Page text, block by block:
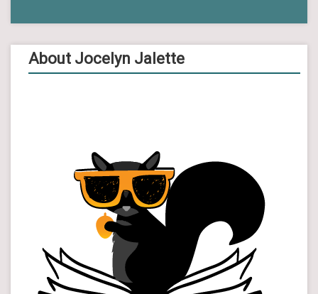
About Jocelyn Jalette